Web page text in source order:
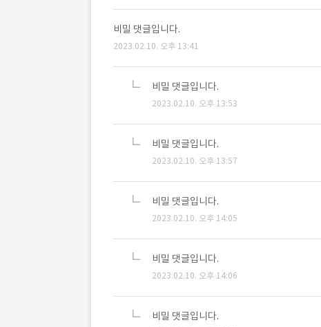
비밀 댓글입니다.
2023.02.10. 오후 13:41
비밀 댓글입니다.
2023.02.10. 오후 13:53
비밀 댓글입니다.
2023.02.10. 오후 13:57
비밀 댓글입니다.
2023.02.10. 오후 14:05
비밀 댓글입니다.
2023.02.10. 오후 14:06
비밀 댓글입니다.